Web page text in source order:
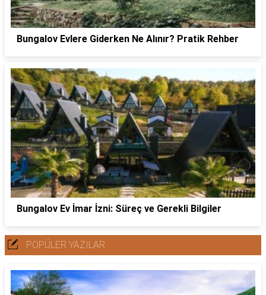
Bungalov Evlere Giderken Ne Alınır? Pratik Rehber
Bungalov Ev İmar İzni: Süreç ve Gerekli Bilgiler
POPÜLER YAZILAR